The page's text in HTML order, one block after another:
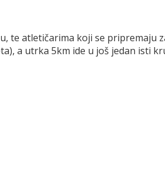
te atletičarima koji se pripremaju
a utrka 5km ide u još jedan isti